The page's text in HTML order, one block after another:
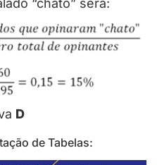
“chato” será:
D
de Tabelas: